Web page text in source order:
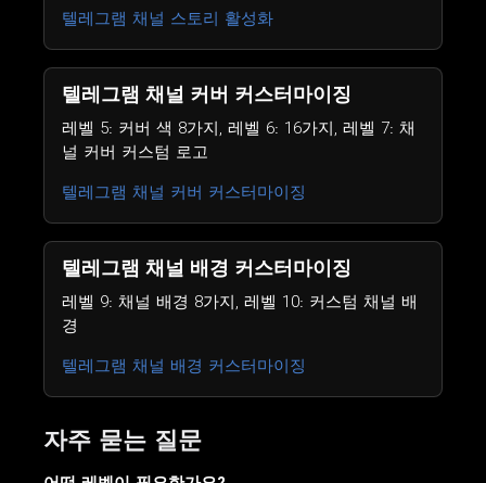
텔레그램 채널 스토리 활성화
텔레그램 채널 커버 커스터마이징
레벨 5: 커버 색 8가지, 레벨 6: 16가지, 레벨 7: 채
널 커버 커스텀 로고
텔레그램 채널 커버 커스터마이징
텔레그램 채널 배경 커스터마이징
레벨 9: 채널 배경 8가지, 레벨 10: 커스텀 채널 배
경
텔레그램 채널 배경 커스터마이징
자주 묻는 질문